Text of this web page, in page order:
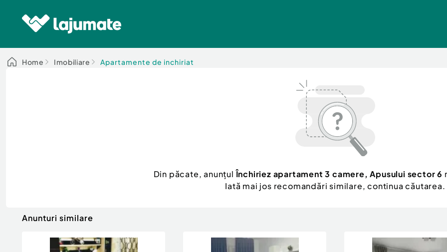
Home Imobiliare Apartamente de inchiriat
Din păcate, anunțulÎnchiriez apartament 3 camere, Apusului sector 6
Iată mai jos recomandări similare, continua căutarea.
Anunturi similare